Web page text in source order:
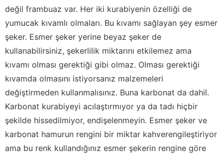
değil frambuaz var. Her iki kurabiyenin özelliği de
yumucak kıvamlı olmaları. Bu kıvamı sağlayan şey esmer
şeker. Esmer şeker yerine beyaz şeker de
kullanabilirsiniz, şekerlilik miktarını etkilemez ama
kıvamı olması gerektiği gibi olmaz. Olması gerektiği
kıvamda olmasını istiyorsanız malzemeleri
değiştirmeden kullanmalısınız. Buna karbonat da dahil.
Karbonat kurabiyeyi acılaştırmıyor ya da tadı hiçbir
şekilde hissedilmiyor, endişelenmeyin. Esmer şeker ve
karbonat hamurun rengini bir miktar kahverengileştiriyor
ama bu renk kullandığınız esmer şekerin rengine göre